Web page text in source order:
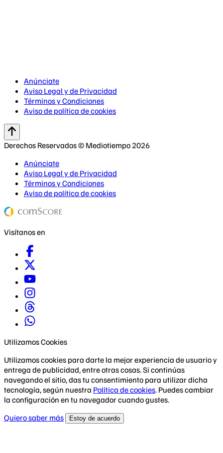
Anúnciate
Aviso Legal y de Privacidad
Términos y Condiciones
Aviso de política de cookies
Derechos Reservados © Mediotiempo 2026
Anúnciate
Aviso Legal y de Privacidad
Términos y Condiciones
Aviso de política de cookies
Visítanos en
Utilizamos Cookies
Utilizamos cookies para darte la mejor experiencia de usuario y
entrega de publicidad, entre otras cosas. Si continúas
navegando el sitio, das tu consentimiento para utilizar dicha
tecnología, según nuestra Política de cookies. Puedes cambiar
la configuración en tu navegador cuando gustes.
Quiero saber más
Estoy de acuerdo